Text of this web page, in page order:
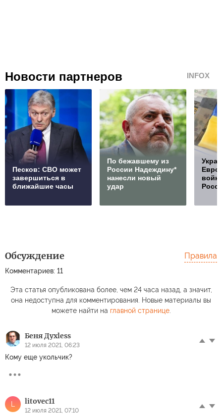
Новости партнеров INFOX
Песков: СВО может
завершиться в
ближайшие часы
По бежавшему из
России Надеждину*
нанесли новый
удар
Обсуждение
Комментариев: 11
Правила
Эта статья опубликована более, чем 24 часа назад, а значит,
она недоступна для комментирования. Новые материалы вы
можете найти на главной странице.
Беня Духless
12 июля 2021, 06:23
Кому еще укольчик?
L litovec11
12 июля 2021, 07:10